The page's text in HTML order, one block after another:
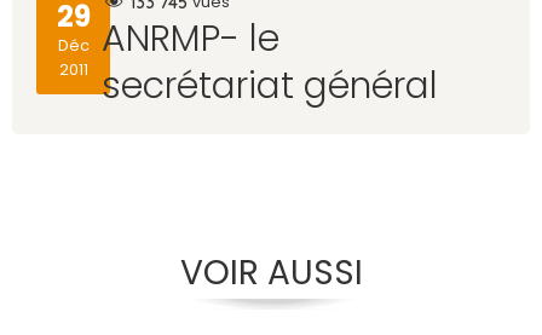
29
Déc
2011
ANRMP- le
secrétariat général
VOIR AUSSI